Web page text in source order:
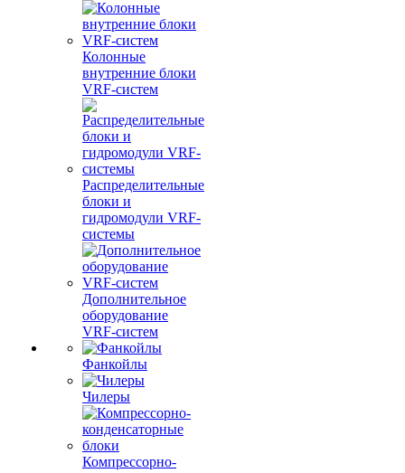
Колонные
внутренние блоки
VRF-систем
Распределительные
блоки и
гидромодули VRF-
системы
Дополнительное
оборудование
VRF-систем
Фанкойлы
Чилеры
Компрессорно-